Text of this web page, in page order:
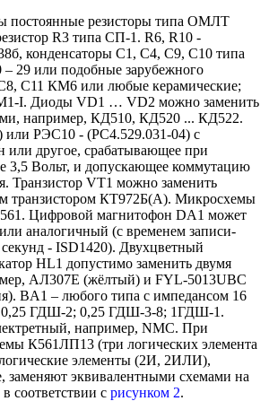
постоянные резисторы типа ОМЛТ
R3 типа СП-1. R6, R10 -
конденсаторы С1, С4, С9, С10 типа
29 или подобные зарубежного
С11 КМ6 или любые керамические;
I. Диоды VD1 … VD2 можно заменить
например, КД510, КД520 ... КД522.
или РЭС10 - (РС4.529.031-04) с
или другое, срабатывающее при
3,5 Вольт, и допускающее коммутацию
Транзистор VT1 можно заменить
транзистором КТ972Б(А). Микросхемы
Цифровой магнитофон DA1 может
аналогичный (с временем записи-
- ISD1420). Двухцветный
HL1 допустимо заменить двумя
АЛ307Е (жёлтый) и FYL-5013UBC
BA1 – любого типа с импедансом 16
ГДШ-2; 0,25 ГДШ-3-8; 1ГДШ-1.
например, NMC. При
К561ЛП13 (три логических элемента
элементы (2И, 2ИЛИ),
заменяют эквивалентными схемами на
соответствии с рисунком 2.